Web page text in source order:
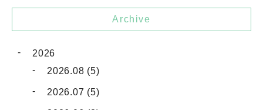
Archive
2026
2026.08 (5)
2026.07 (5)